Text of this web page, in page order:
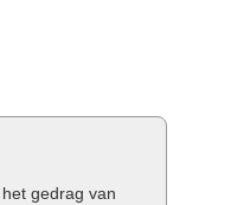
gedrag van